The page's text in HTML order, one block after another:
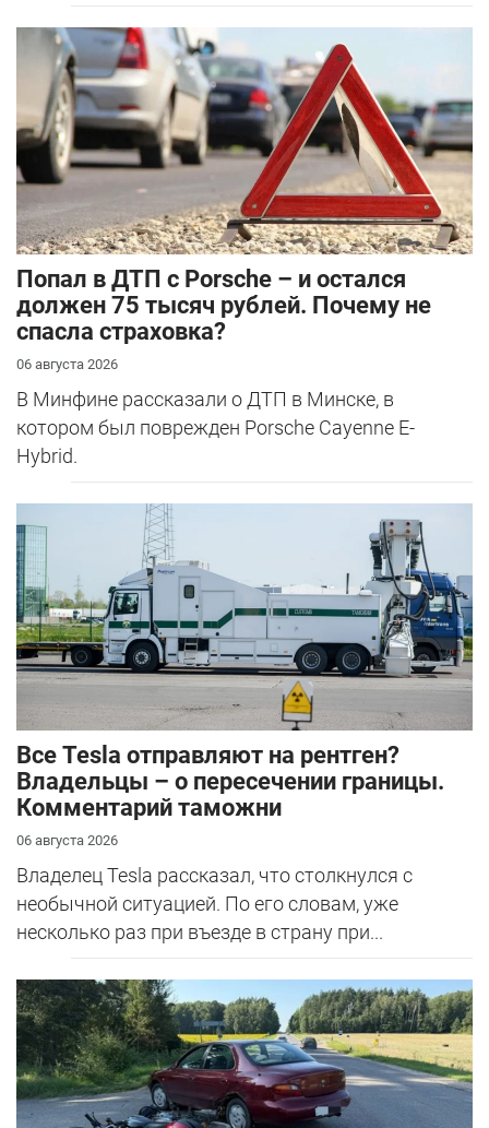
​Попал в ДТП с Porsche – и остался
должен 75 тысяч рублей. Почему не
спасла страховка?
06 августа 2026
В Минфине рассказали о ДТП в Минске, в
котором был поврежден Porsche Cayenne E-
Hybrid.
Все Tesla отправляют на рентген?
Владельцы – о пересечении границы.
Комментарий таможни
06 августа 2026
Владелец Tesla рассказал, что столкнулся с
необычной ситуацией. По его словам, уже
несколько раз при въезде в страну при...